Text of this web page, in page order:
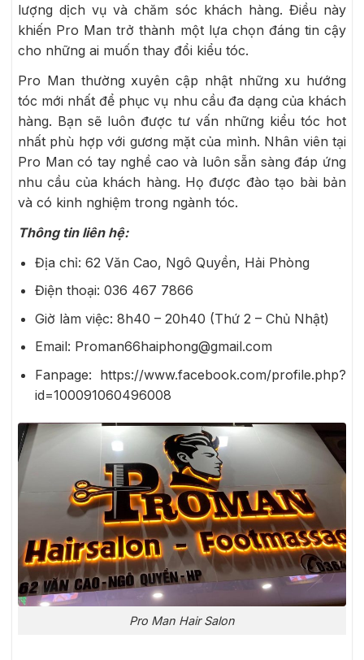
lượng dịch vụ và chăm sóc khách hàng. Điều này
khiến Pro Man trở thành một lựa chọn đáng tin cậy
cho những ai muốn thay đổi kiểu tóc.
Pro Man thường xuyên cập nhật những xu hướng
tóc mới nhất để phục vụ nhu cầu đa dạng của khách
hàng. Bạn sẽ luôn được tư vấn những kiểu tóc hot
nhất phù hợp với gương mặt của mình. Nhân viên tại
Pro Man có tay nghề cao và luôn sẵn sàng đáp ứng
nhu cầu của khách hàng. Họ được đào tạo bài bản
và có kinh nghiệm trong ngành tóc.
Thông tin liên hệ:
Địa chỉ: 62 Văn Cao, Ngô Quyền, Hải Phòng
Điện thoại: 036 467 7866
Giờ làm việc: 8h40 – 20h40 (Thứ 2 – Chủ Nhật)
Email: Proman66haiphong@gmail.com
Fanpage: https://www.facebook.com/profile.php?
id=100091060496008
Pro Man Hair Salon